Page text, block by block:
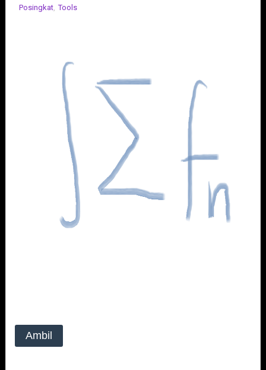
Posingkat, Tools
Ambil